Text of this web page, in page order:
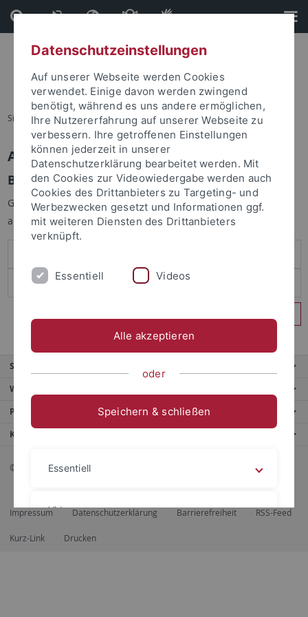
Direkt
zum
Inhalt
Direkt
zur
Fußleiste
Sie sind hier: Startseite
Anmelden
Benutzeranmeldung
Geben Sie Ihren Benutzernamen und Ihr Passwort an um sich
anzumelden:
Service
Weitere Angebote
Portale
Kontaktinfo
© 2026 Eberhard Karls Universität Tübingen, Tübingen
Impressum Datenschutzerklärung Barrierefreiheit RSS-Feed
Kurz-Link Drucken
Datenschutzeinstellungen
Auf unserer Webseite werden Cookies
verwendet. Einige davon werden zwingend
benötigt, während es uns andere ermöglichen,
Ihre Nutzererfahrung auf unserer Webseite zu
verbessern. Ihre getroffenen Einstellungen
können jederzeit in unserer
Datenschutzerklärung bearbeitet werden. Mit
den Cookies zur Videowiedergabe werden auch
Cookies des Drittanbieters zu Targeting- und
Werbezwecken gesetzt und Informationen ggf.
mit weiteren Diensten des Drittanbieters
verknüpft.
Essentiell Videos
Alle akzeptieren
oder
Speichern & schließen
Essentiell
Videos